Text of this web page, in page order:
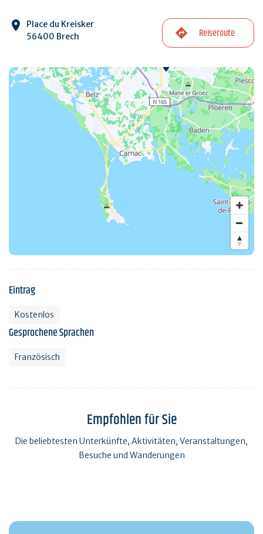
Place du Kreisker
56400 Brech
Reiseroute
Eintrag
Kostenlos
Gesprochene Sprachen
Französisch
Empfohlen für Sie
Die beliebtesten Unterkünfte, Aktivitäten, Veranstaltungen,
Besuche und Wanderungen